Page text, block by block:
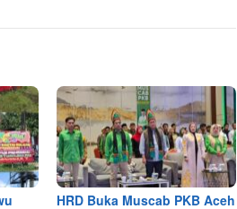
HRD Buka Muscab PKB Aceh